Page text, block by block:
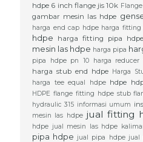
hdpe 6 inch flange jis 10k
gambar mesin las hdpe
harga end cap hdpe harga fitting
hdpe
harga fitting pipa hdpe
mesin las hdpe harga pipa
pipa hdpe pn 10
harga reducer
harga stub end hdpe Harga
harga tee equal hdpe hdpe
HDPE flange fitting hdpe stub
hydraulic 315 informasi umum
mesin las hdpe jual fitting
hdpe jual mesin las hdpe
pipa hdpe jual pipa hdpe jual